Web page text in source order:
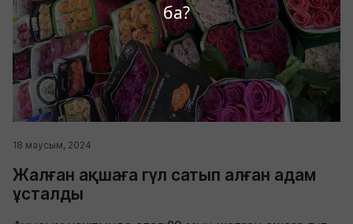
ба?
18 маусым, 2024
Жалған ақшаға гүл сатып алған адам
ұсталды